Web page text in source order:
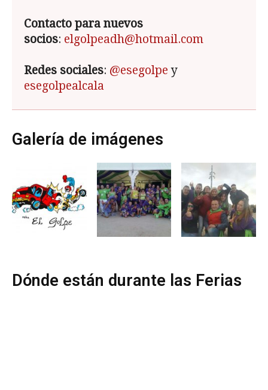
Contacto para nuevos
socios: elgolpeadh@hotmail.com
Redes sociales: @esegolpe y
esegolpealcala
Galería de imágenes
Dónde están durante las Ferias